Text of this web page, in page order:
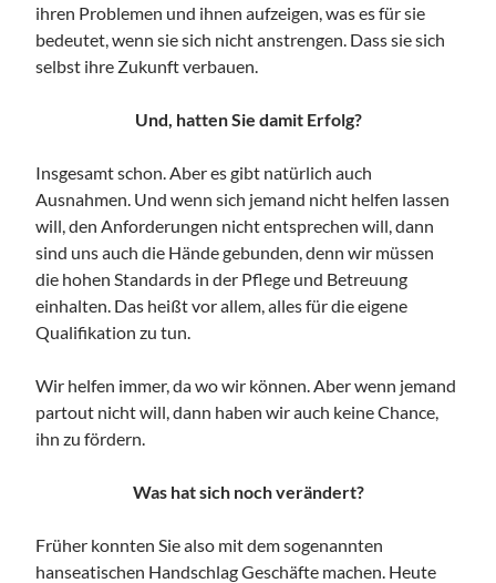
ihren Problemen und ihnen aufzeigen, was es für sie
bedeutet, wenn sie sich nicht anstrengen. Dass sie sich
selbst ihre Zukunft verbauen.
Und, hatten Sie damit Erfolg?
Insgesamt schon. Aber es gibt natürlich auch
Ausnahmen. Und wenn sich jemand nicht helfen lassen
will, den Anforderungen nicht entsprechen will, dann
sind uns auch die Hände gebunden, denn wir müssen
die hohen Standards in der Pflege und Betreuung
einhalten. Das heißt vor allem, alles für die eigene
Qualifikation zu tun.
Wir helfen immer, da wo wir können. Aber wenn jemand
partout nicht will, dann haben wir auch keine Chance,
ihn zu fördern.
Was hat sich noch verändert?
Früher konnten Sie also mit dem sogenannten
hanseatischen Handschlag Geschäfte machen. Heute